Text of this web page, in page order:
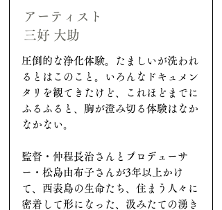
アーティスト
三好 大助
圧倒的な浄化体験。たましいが洗われ
るとはこのこと。いろんなドキュメン
タリを観てきたけど、これほどまでに
ふるふると、胸が澄み切る体験はなか
なかない。
監督・仲程長治さんとプロデューサ
ー・松島由布子さんが3年以上かけ
て、西表島の生命たち、住まう人々に
密着して形になった、汲みたての湧き